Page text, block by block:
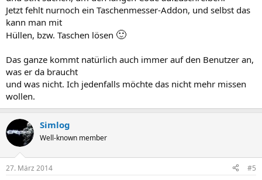
Jetzt fehlt nurnoch ein Taschenmesser-Addon, und selbst das
kann man mit
Hüllen, bzw. Taschen lösen 🙂
Das ganze kommt natürlich auch immer auf den Benutzer an,
was er da braucht
und was nicht. Ich jedenfalls möchte das nicht mehr missen
wollen.
Simlog
Well-known member
27. März 2014 #5